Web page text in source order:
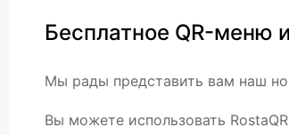
Бесплатное QR-меню
Мы рады представить вам наш
Вы можете использовать